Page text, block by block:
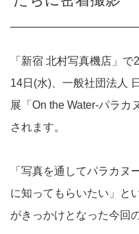
「新宿 北村写真機店」
14日(水)、一般社団法人
展「On the Water-パラカ
されます。
「写真を通してパラカヌ
に知ってもらいたい」と
がきっかけとなった今回